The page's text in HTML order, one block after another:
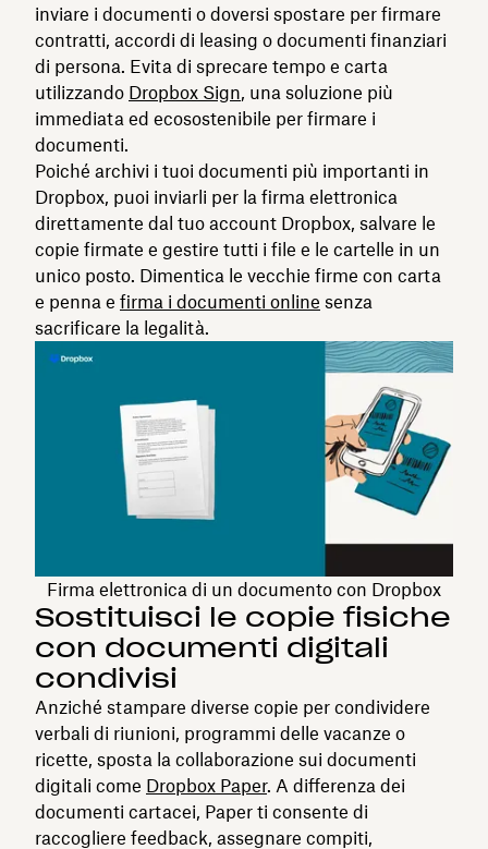
inviare i documenti o doversi spostare per firmare
contratti, accordi di leasing o documenti finanziari
di persona. Evita di sprecare tempo e carta
utilizzando Dropbox Sign, una soluzione più
immediata ed ecosostenibile per firmare i
documenti.
Poiché archivi i tuoi documenti più importanti in
Dropbox, puoi inviarli per la firma elettronica
direttamente dal tuo account Dropbox, salvare le
copie firmate e gestire tutti i file e le cartelle in un
unico posto. Dimentica le vecchie firme con carta
e penna e firma i documenti online senza
sacrificare la legalità.
Firma elettronica di un documento con Dropbox
Sostituisci le copie fisiche
con documenti digitali
condivisi
Anziché stampare diverse copie per condividere
verbali di riunioni, programmi delle vacanze o
ricette, sposta la collaborazione sui documenti
digitali come Dropbox Paper. A differenza dei
documenti cartacei, Paper ti consente di
raccogliere feedback, assegnare compiti,